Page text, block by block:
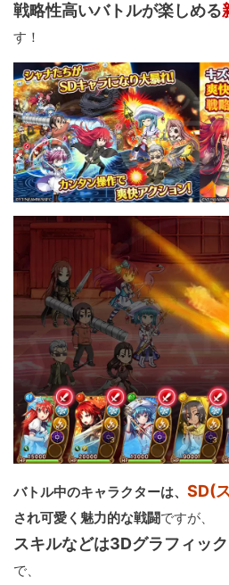
戦略性高いバトルが楽しめる
す！
バトル中のキャラクターは、 SD(
され可愛く魅力的な戦闘ですが、
スキルなどは3Dグラフィッ
で、